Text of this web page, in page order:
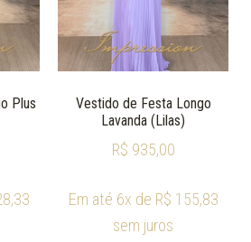
Plus
Vestido de Festa Longo
Lavanda (Lilas)
R$ 935,00
Em até 6x de R$ 155,83
sem juros